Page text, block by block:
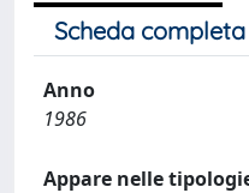
Scheda completa
Anno
1986
Appare nelle